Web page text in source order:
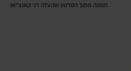
תמונה מתוך הסרטון שהעלה דני קאנצ'יאן